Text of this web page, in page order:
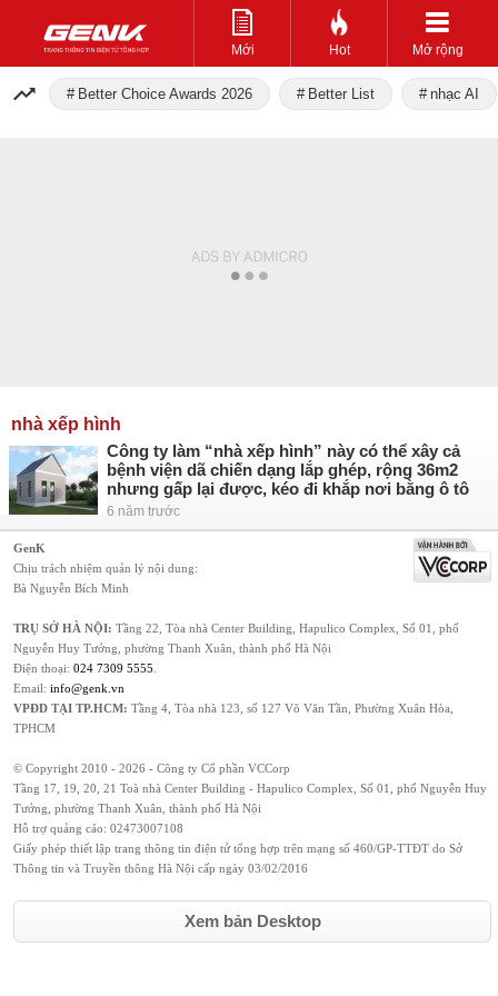
Mới Hot Mở rộng
Better Choice Awards 2026 Better List nhạc AI
nhà xếp hình
Công ty làm “nhà xếp hình” này có thể xây cả
bệnh viện dã chiến dạng lắp ghép, rộng 36m2
nhưng gấp lại được, kéo đi khắp nơi bằng ô tô
6 năm trước
GenK
Chịu trách nhiệm quản lý nội dung:
Bà Nguyễn Bích Minh
TRỤ SỞ HÀ NỘI: Tầng 22, Tòa nhà Center Building, Hapulico Complex, Số 01, phố
Nguyễn Huy Tưởng, phường Thanh Xuân, thành phố Hà Nội
Điện thoại: 024 7309 5555
Email: info@genk.vn
VPĐD TẠI TP.HCM: Tầng 4, Tòa nhà 123, số 127 Võ Văn Tần, Phường Xuân Hòa,
TPHCM
© Copyright 2010 - 2026 - Công ty Cổ phần VCCorp
Tầng 17, 19, 20, 21 Toà nhà Center Building - Hapulico Complex, Số 01, phố Nguyễn Huy
Tưởng, phường Thanh Xuân, thành phố Hà Nội
Hỗ trợ quảng cáo: 02473007108
Giấy phép thiết lập trang thông tin điện tử tổng hợp trên mạng số 460/GP-TTĐT do Sở
Thông tin và Truyền thông Hà Nội cấp ngày 03/02/2016
Xem bản Desktop